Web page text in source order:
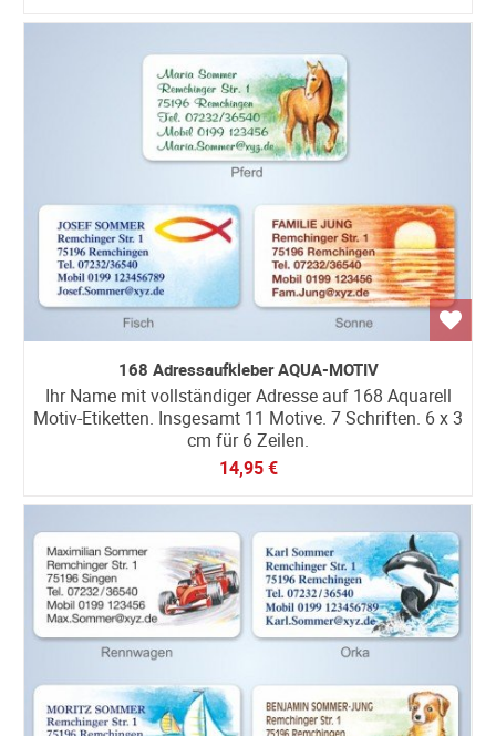
168 Adressaufkleber AQUA-MOTIV
Ihr Name mit vollständiger Adresse auf 168 Aquarell
Motiv-Etiketten. Insgesamt 11 Motive. 7 Schriften. 6 x 3
cm für 6 Zeilen.
14,95 €